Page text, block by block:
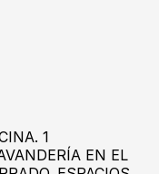
1
EN EL